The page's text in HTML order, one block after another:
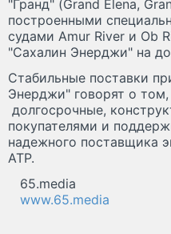
"Гранд" (Grand Elena,
построенными
судами Amur River и Ob
"Сахалин Энерджи" на
Стабильные поставки
Энерджи" говорят о
долгосрочные,
покупателями и
надежного поставщика
АТР.
65.media
www.65.media